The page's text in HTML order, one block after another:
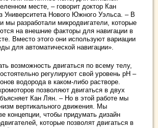
месте, – говорит доктор Кан
Университета Нового Южного Уэльса. – В
мы разработали микродвигатели, которые
на внешние факторы для навигации в
Вместо этого они используют вариации
для автоматической навигации».
возможность двигаться по всему телу,
регулируют свой уровень pH –
водорода в каком-либо растворе.
позволяют двигаться в двух
Кан Лян. – Но в этой работе мы
вертикального движения. Мы
концепции, чтобы придумать дизайн
которые позволят двигаться в